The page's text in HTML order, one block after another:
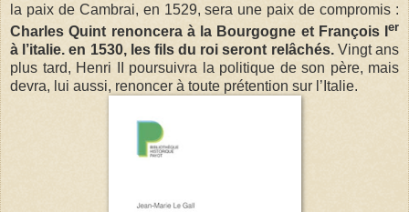
la paix de Cambrai, en 1529, sera une paix de compromis :
Charles Quint renoncera à la Bourgogne et François I er
à l’italie. en 1530, les fils du roi seront relâchés. Vingt ans
plus tard, Henri II poursuivra la politique de son père, mais
devra, lui aussi, renoncer à toute prétention sur l’Italie.